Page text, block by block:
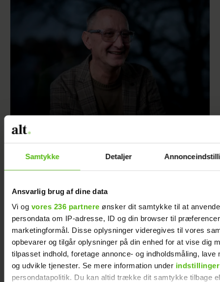
Samtykke Detaljer
Ansvarlig brug af dine data
Vi og vores 236 partnere ønsker dit samtykke til at
persondata om IP-adresse, ID og din browser til
marketingformål. Disse oplysninger videregives til vores
opbevarer og tilgår oplysninger på din enhed for at vise dig
tilpasset indhold, foretage annonce- og indholdsmåling, lave
og udvikle tjenester. Se mere information under indstillinger
persondatapolitik. Du kan altid trække dit samtykke tilbage